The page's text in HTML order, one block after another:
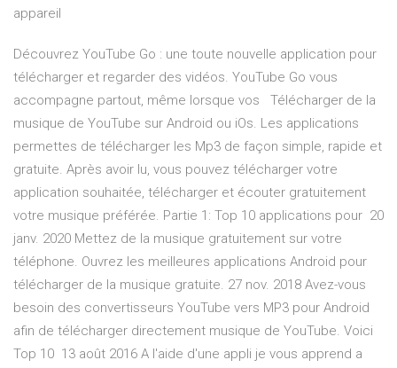
appareil
Découvrez YouTube Go : une toute nouvelle application pour
télécharger et regarder des vidéos. YouTube Go vous
accompagne partout, même lorsque vos Télécharger de la
musique de YouTube sur Android ou iOs. Les applications
permettes de télécharger les Mp3 de façon simple, rapide et
gratuite. Après avoir lu, vous pouvez télécharger votre
application souhaitée, télécharger et écouter gratuitement
votre musique préférée. Partie 1: Top 10 applications pour 20
janv. 2020 Mettez de la musique gratuitement sur votre
téléphone. Ouvrez les meilleures applications Android pour
télécharger de la musique gratuite. 27 nov. 2018 Avez-vous
besoin des convertisseurs YouTube vers MP3 pour Android
afin de télécharger directement musique de YouTube. Voici
Top 10 13 août 2016 A l'aide d'une appli je vous apprend a